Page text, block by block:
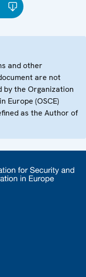
and other
are not
by the Organization
Europe (OSCE)
as the Author of